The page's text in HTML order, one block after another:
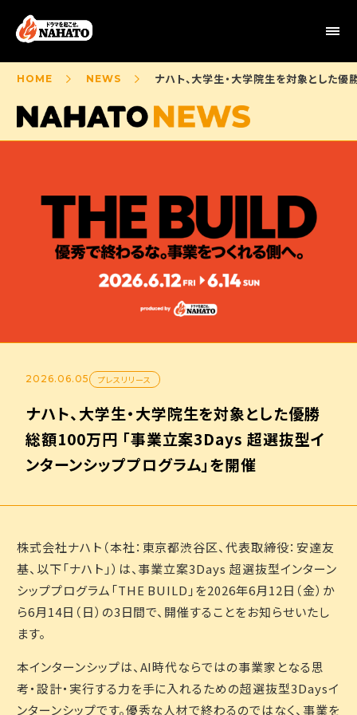
HOME NEWS ナハト、大学生・大学院生を対象とした
2026.06.05 プレスリリース
ナハト、大学生・大学院生を対象とした優勝
総額100万円 「事業立案3Days 超選抜型イ
ンターンシッププログラム」を開催
株式会社ナハト（本社：東京都渋谷区、代表取締役：安達友
基、以下「ナハト」）は、事業立案3Days 超選抜型インターン
シッププログラム「THE BUILD」を2026年6月12日（金）か
ら6月14日（日）の3日間で、開催することをお知らせいたし
ます。
本インターンシップは、AI時代ならではの事業家となる思
考・設計・実行する力を手に入れるための超選抜型3Daysイ
ンターンシップです。優秀な人材で終わるのではなく、事業を